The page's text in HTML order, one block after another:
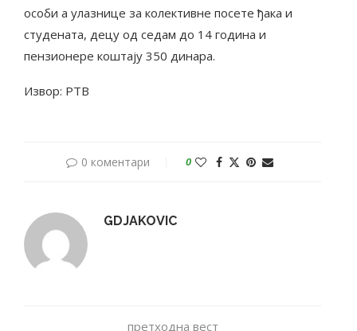
особи а улазнице за колективне посете ђака и
студената, децу од седам до 14 година и
пензионере коштају 350 динара.
Извор: РТВ
0 коментари 0
GDJAKOVIC
претходна вест